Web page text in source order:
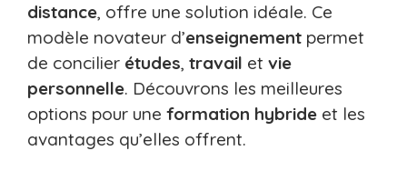
distance, offre une solution idéale. Ce
modèle novateur d’enseignement permet
de concilier études, travail et vie
personnelle. Découvrons les meilleures
options pour une formation hybride et les
avantages qu’elles offrent.